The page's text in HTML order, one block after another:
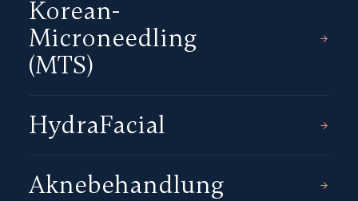
Korean-
Microneedling
(MTS)
HydraFacial
Aknebehandlung